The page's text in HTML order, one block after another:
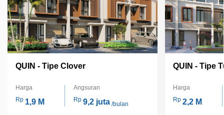
QUIN - Tipe Clover
Harga
Rp 1,9 M
Angsuran
Rp 9,2 juta/bulan
QUIN - Tipe
Harga
Rp 2,2 M